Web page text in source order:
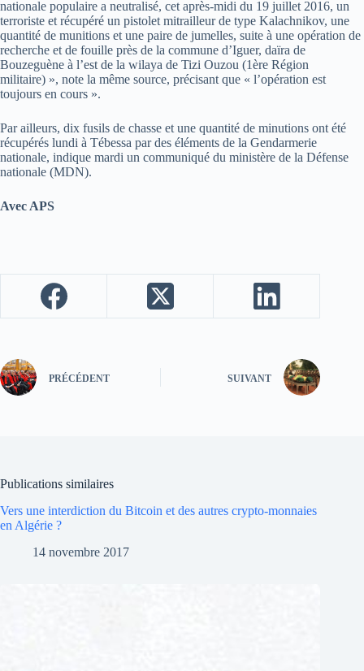
nationale populaire a neutralisé, cet après-midi du 19 juillet 2016, un
terroriste et récupéré un pistolet mitrailleur de type Kalachnikov, une
quantité de munitions et une paire de jumelles, suite à une opération de
recherche et de fouille près de la commune d’Iguer, daïra de
Bouzeguène à l’est de la wilaya de Tizi Ouzou (1ère Région
militaire) », note la même source, précisant que « l’opération est
toujours en cours ».
Par ailleurs, dix fusils de chasse et une quantité de minutions ont été
récupérés lundi à Tébessa par des éléments de la Gendarmerie
nationale, indique mardi un communiqué du ministère de la Défense
nationale (MDN).
Avec APS
PRÉCÉDENT SUIVANT
Publications similaires
Vers une interdiction du Bitcoin et des autres crypto-monnaies
en Algérie ?
14 novembre 2017